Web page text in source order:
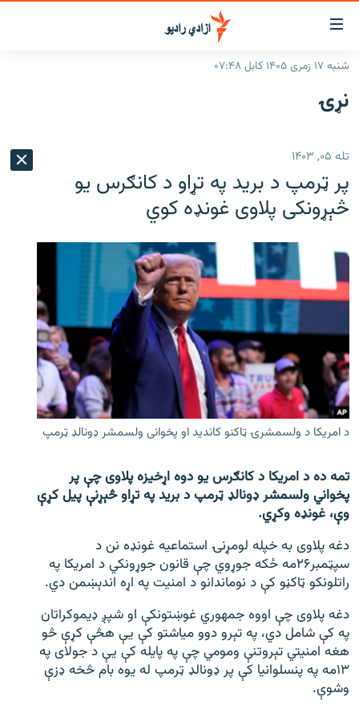
د
لاسرسۍ
وړ
لېنکونه
اصلي
ته
ورتلل
اصلي
مېنو
لټون
پاڼې
مراجعه
راپورونه
منځنی ختیځ
د خپرونو جدول
مرکې
انځوریزه برخه
ورزش
د کډوالۍ بحران
اړیکه
دري پاڼه
Azadi English
راسره ملګري شئ
د ازادې اروپا/ ازادي راډيو ټولې پاڼې
شنبه ۱۷ زمری ۱۴۰۵ کابل ۰۷:۴۸
نړۍ
تله ۰۵, ۱۴۰۳
پر ټرمپ د برید په تړاو د کانګرس یو
څېړونکی پلاوی غونډه کوي
د امریکا د ولسمشرۍ ټاکنو کاندید او پخوانی ولسمشر ډونالډ ټرمپ
تمه ده د امریکا د کانګرس یو دوه اړخیزه پلاوی چې پر
پخواني ولسمشر ډونالډ ټرمپ د برید په تړاو څېړنې پیل کړې
وې، غونډه وکړي.
دغه پلاوی به خپله لومړنۍ استماعیه غونډه نن د
سپټمبر۲۶مه ځکه جوړوي چې قانون جوړونکي د امریکا په
راتلونکو ټاکڼو کې د نوماندانو د امنیت په اړه اندېښمن دي.
دغه پلاوی چې اووه جمهوري غوښتونکې او شپږ ډیموکراتان
په کې شامل دي، په تېرو دوو میاشتو کې يې هڅې کړې څو
هغه امنیتي تېروتنې ومومي چې په پایله کې يې د جولای په
۱۳مه په پنسلوانیا کې پر ډونالډ ټرمپ له یوه بام څخه ډزې
وشوې.